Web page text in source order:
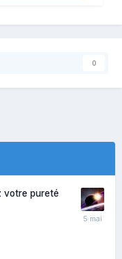
0
votre pureté